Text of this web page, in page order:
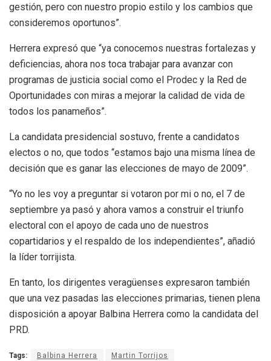
gestión, pero con nuestro propio estilo y los cambios que
consideremos oportunos”.
Herrera expresó que “ya conocemos nuestras fortalezas y
deficiencias, ahora nos toca trabajar para avanzar con
programas de justicia social como el Prodec y la Red de
Oportunidades con miras a mejorar la calidad de vida de
todos los panameños”.
La candidata presidencial sostuvo, frente a candidatos
electos o no, que todos “estamos bajo una misma línea de
decisión que es ganar las elecciones de mayo de 2009”.
“Yo no les voy a preguntar si votaron por mi o no, el 7 de
septiembre ya pasó y ahora vamos a construir el triunfo
electoral con el apoyo de cada uno de nuestros
copartidarios y el respaldo de los independientes”, añadió
la líder torrijista.
En tanto, los dirigentes veragüenses expresaron también
que una vez pasadas las elecciones primarias, tienen plena
disposición a apoyar Balbina Herrera como la candidata del
PRD.
Tags: Balbina Herrera Martin Torrijos